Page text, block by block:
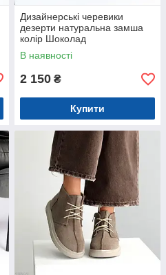
Дизайнерські черевики
дезерти натуральна замша
колір Шоколад
В наявності
2 150 ₴
Купити